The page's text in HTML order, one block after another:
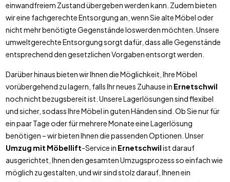
einwandfreiem Zustand übergeben werden kann. Zudem bieten
wir eine fachgerechte Entsorgung an, wenn Sie alte Möbel oder
nicht mehr benötigte Gegenstände loswerden möchten. Unsere
umweltgerechte Entsorgung sorgt dafür, dass alle Gegenstände
entsprechend den gesetzlichen Vorgaben entsorgt werden.
Darüber hinaus bieten wir Ihnen die Möglichkeit, Ihre Möbel
vorübergehend zu lagern, falls Ihr neues Zuhause in Ernetschwil
noch nicht bezugsbereit ist. Unsere Lagerlösungen sind flexibel
und sicher, sodass Ihre Möbel in guten Händen sind. Ob Sie nur für
ein paar Tage oder für mehrere Monate eine Lagerlösung
benötigen – wir bieten Ihnen die passenden Optionen. Unser
Umzug mit Möbellift-Service in Ernetschwilist darauf
ausgerichtet, Ihnen den gesamten Umzugsprozess so einfach wie
möglich zu gestalten, und wir sind stolz darauf, Ihnen ein